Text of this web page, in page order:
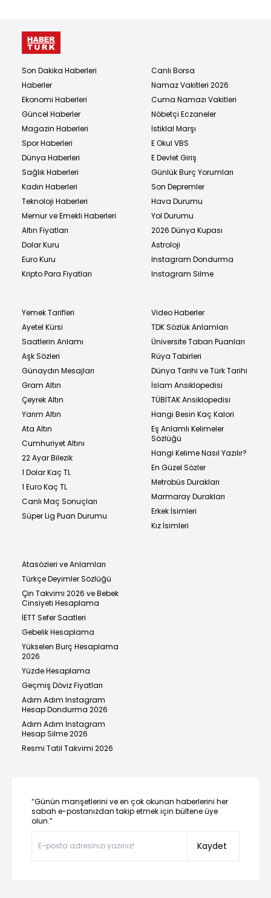
Son Dakika Haberleri
Haberler
Ekonomi Haberleri
Güncel Haberler
Magazin Haberleri
Spor Haberleri
Dünya Haberleri
Sağlık Haberleri
Kadın Haberleri
Teknoloji Haberleri
Memur ve Emekli Haberleri
Altın Fiyatları
Dolar Kuru
Euro Kuru
Kripto Para Fiyatları
Canlı Borsa
Namaz Vakitleri 2026
Cuma Namazı Vakitleri
Nöbetçi Eczaneler
İstiklal Marşı
E Okul VBS
E Devlet Giriş
Günlük Burç Yorumları
Son Depremler
Hava Durumu
Yol Durumu
2026 Dünya Kupası
Astroloji
Instagram Dondurma
Instagram Silme
Yemek Tarifleri
Ayetel Kürsi
Saatlerin Anlamı
Aşk Sözleri
Günaydın Mesajları
Gram Altın
Çeyrek Altın
Yarım Altın
Ata Altın
Cumhuriyet Altını
22 Ayar Bilezik
1 Dolar Kaç TL
1 Euro Kaç TL
Canlı Maç Sonuçları
Süper Lig Puan Durumu
Video Haberler
TDK Sözlük Anlamları
Üniversite Taban Puanları
Rüya Tabirleri
Dünya Tarihi ve Türk Tarihi
İslam Ansiklopedisi
TÜBİTAK Ansiklopedisi
Hangi Besin Kaç Kalori
Eş Anlamlı Kelimeler
Sözlüğü
Hangi Kelime Nasıl Yazılır?
En Güzel Sözler
Metrobüs Durakları
Marmaray Durakları
Erkek İsimleri
Kız İsimleri
Atasözleri ve Anlamları
Türkçe Deyimler Sözlüğü
Çin Takvimi 2026 ve Bebek
Cinsiyeti Hesaplama
İETT Sefer Saatleri
Gebelik Hesaplama
Yükselen Burç Hesaplama
2026
Yüzde Hesaplama
Geçmiş Döviz Fiyatları
Adım Adım Instagram
Hesap Dondurma 2026
Adım Adım Instagram
Hesap Silme 2026
Resmi Tatil Takvimi 2026
“Günün manşetlerini ve en çok okunan haberlerini her
sabah e-postanızdan takip etmek için bültene üye
olun.”
Kaydet